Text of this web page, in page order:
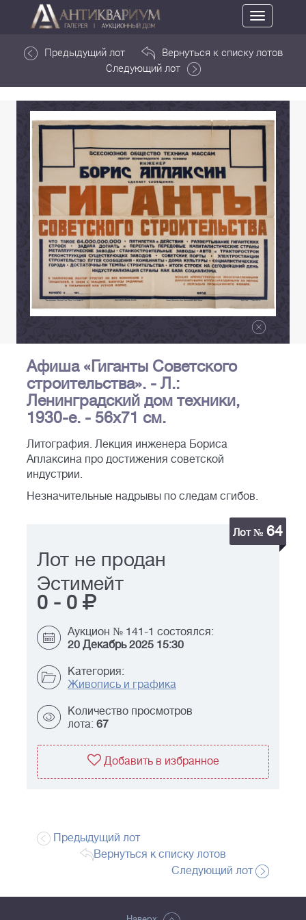
Toggle
navigation
Предыдущий лот
Вернуться к списку лотов
Следующий лот
Афиша «Гиганты Советского
строительства». - Л.:
Ленинградский дом техники,
1930-е. - 56х71 см.
Литография. Лекция инженера Бориса
Аплаксина про достижения советской
индустрии.
Незначительные надрывы по следам сгибов.
Лот № 64
Лот не продан
Эстимейт
0 - 0
Аукцион № 141-1 состоялся:
20 Декабрь 2025 15:30
Категория:
Живопись и графика
Количество просмотров
лота: 67
Добавить в избранное
Предыдущий лот
Вернуться к списку лотов
Следующий лот